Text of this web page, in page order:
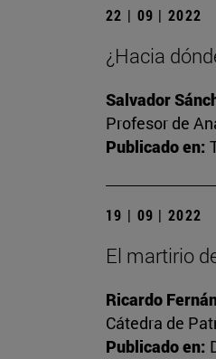
22 | 09 | 2022
¿Hacia
Salvador
Profesor de
Publicado en:
19 | 09 | 2022
El martirio
Ricardo
Cátedra de
Publicado en: